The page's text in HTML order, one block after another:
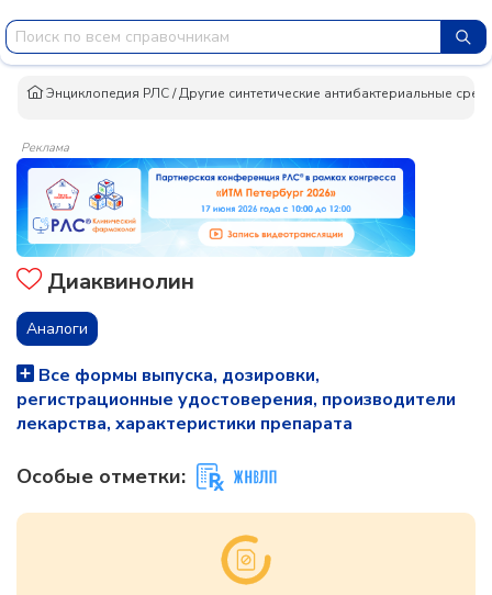
Энциклопедия РЛС/Другие синтетические антибактериальные
Реклама
Диаквинолин
Аналоги
Все формы выпуска, дозировки,
регистрационные удостоверения, производители
лекарства, характеристики препарата
Особые отметки: